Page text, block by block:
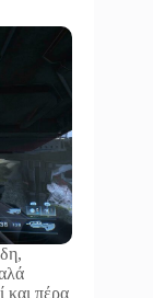
και πέρα